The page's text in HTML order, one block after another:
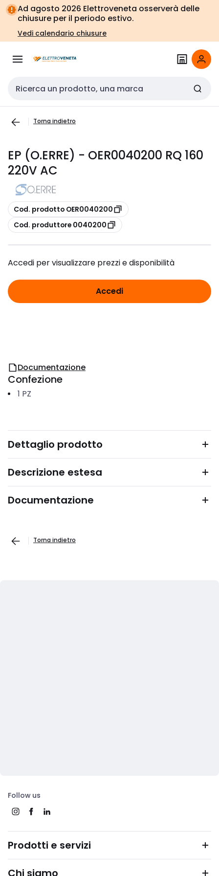
Vai alla
navigazione
Vai
alla
pagina
Ad agosto 2026 Elettroveneta osserverà delle
chiusure per il periodo estivo.
Vedi calendario chiusure
Cerca input
Torna indietro
EP (O.ERRE) - OER0040200 RQ 160
220V AC
copia
Cod. prodotto OER0040200
copia
Cod. produttore 0040200
Accedi per visualizzare prezzi e disponibilità
Accedi
Documentazione
Confezione
1 PZ
Dettaglio prodotto
Descrizione estesa
Documentazione
Torna indietro
Follow us
Prodotti e servizi
Chi siamo